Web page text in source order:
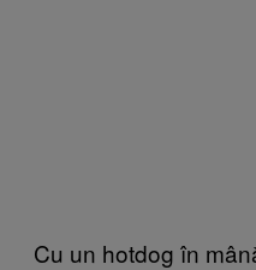
Cu un hotdog în